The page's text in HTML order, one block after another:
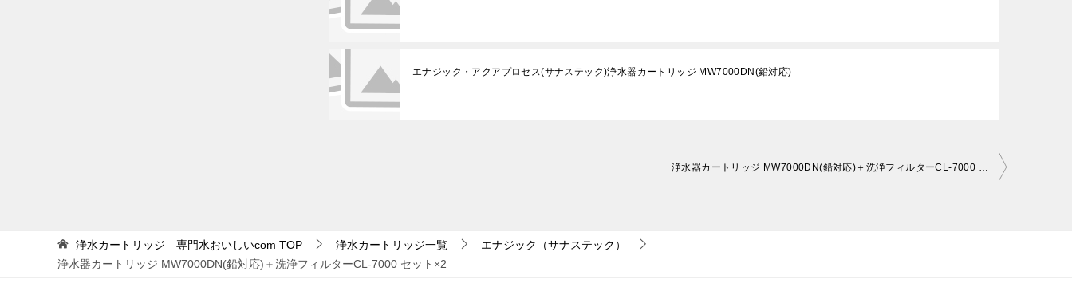
エナジック・アクアプロセス(サナステック)浄水器カートリッジ MW7000DN(鉛対応)
ビ
ゲ
浄水カートリッジ 専門水おいしいcom TOP 浄水カートリッジ一覧
エナジック（サナステック）
浄水器カートリッジ MW7000DN(鉛対応)＋洗浄フィルターCL-7000 セット×2